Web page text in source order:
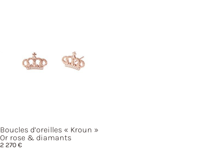
Boucles d’oreilles « Kroun »
Or rose & diamants
2 270€